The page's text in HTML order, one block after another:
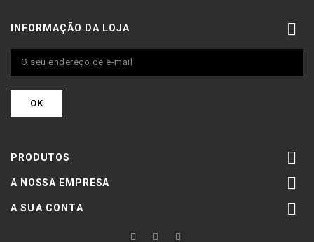
INFORMAÇÃO DA LOJA 
PRODUTOS 
A NOSSA EMPRESA 
A SUA CONTA 